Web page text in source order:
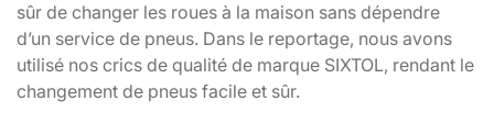
sûr de changer les roues à la maison sans dépendre
d’un service de pneus. Dans le reportage, nous avons
utilisé nos crics de qualité de marque SIXTOL, rendant le
changement de pneus facile et sûr.